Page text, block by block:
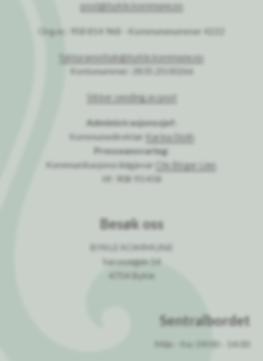
post@bykle.kommune.no
Org.nr.: 958 814 968 - Kommunenummer 4222
fakturamottak@bykle.kommune.no
Kontonummer: 2835.20.00266
Sikker sending av post
Administrasjonssjef:
Kommunedirektør Karina Sloth
Presseansvarleg:
Kommunikasjonsrådgjevar
Ole Birger Lien
tlf: 908 93 458
Besøk oss
BYKLE KOMMUNE
Sarvsvegen 14
4754 Bykle
Sentralbordet
Mån - fre: 09:00 - 14:00